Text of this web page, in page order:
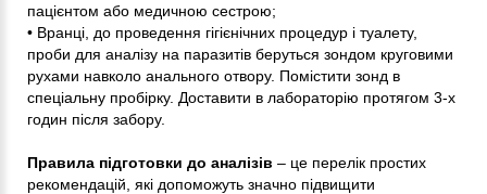
пацієнтом або медичною сестрою;
• Вранці, до проведення гігієнічних процедур і туалету,
проби для аналізу на паразитів беруться зондом круговими
рухами навколо анального отвору. Помістити зонд в
спеціальну пробірку. Доставити в лабораторію протягом 3-х
годин після забору.
Правила підготовки до аналізів – це перелік простих
рекомендацій, які допоможуть значно підвищити